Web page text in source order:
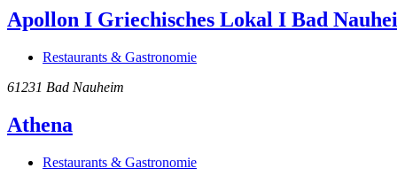
Apollon I Griechisches Lokal I Bad
Restaurants & Gastronomie
61231 Bad Nauheim
Athena
Restaurants & Gastronomie